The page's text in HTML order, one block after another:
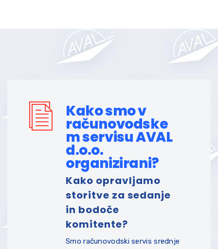
Kako smo v
računovodske
m servisu AVAL
d.o.o.
organizirani?
Kako opravljamo
storitve za sedanje
in bodoče
komitente?
Smo računovodski servis srednje